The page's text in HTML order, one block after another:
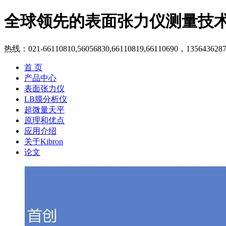
全球领先的表面张力仪测量
热线：021-66110810,56056830,66110819,66110690，
首 页
产品中心
表面张力仪
LB膜分析仪
超微量天平
原理和优点
应用介绍
关于Kibron
论文